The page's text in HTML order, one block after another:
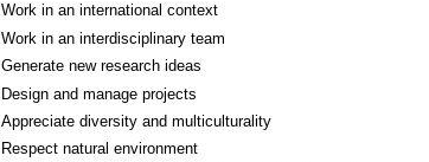
Work in an international context
Work in an interdisciplinary team
Generate new research ideas
Design and manage projects
Appreciate diversity and multiculturality
Respect natural environment